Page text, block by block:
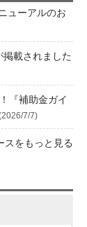
ューアルのお
載されました
『補助金ガイ
7/7)
スをもっと見る